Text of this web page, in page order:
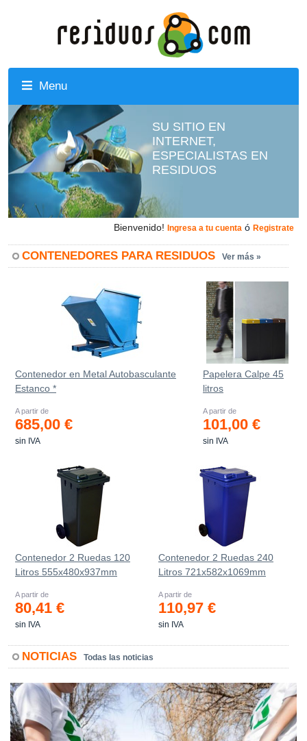
Menu
SU SITIO EN
INTERNET,
ESPECIALISTAS EN
RESIDUOS
Bienvenido! Ingresa a tu cuenta ó Registrate
CONTENEDORES PARA RESIDUOS Ver más »
Contenedor en Metal Autobasculante
Estanco *
A partir de
685,00 €
sin IVA
Papelera Calpe 45
litros
A partir de
101,00 €
sin IVA
Contenedor 2 Ruedas 120
Litros 555х480х937mm
A partir de
80,41 €
sin IVA
Contenedor 2 Ruedas 240
Litros 721х582х1069mm
A partir de
110,97 €
sin IVA
NOTICIAS Todas las noticias